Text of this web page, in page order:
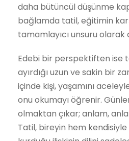
daha bütüncül düşünme
bağlamda tatil, eğitimin
tamamlayıcı unsuru
Edebi bir perspektiften ise
ayırdığı uzun ve sakin bir
içinde kişi, yaşamını
onu okumayı öğrenir.
olmaktan çıkar; anlam,
Tatil, bireyin hem